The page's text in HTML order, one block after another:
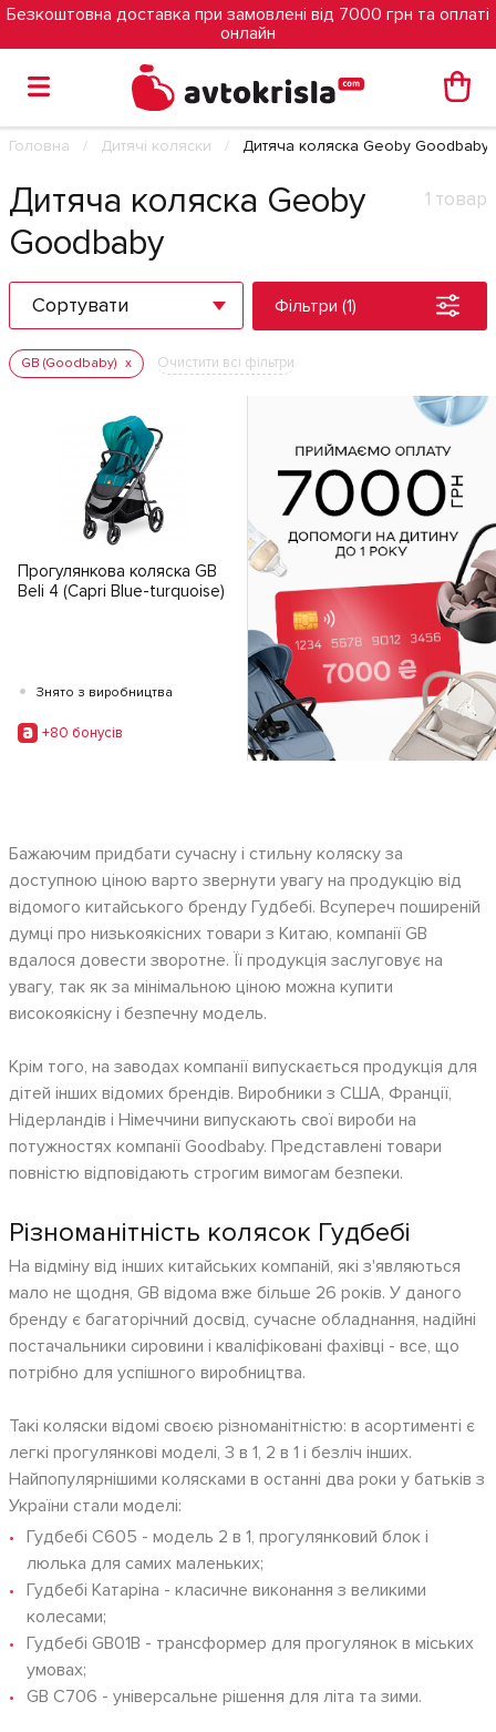
Безкоштовна доставка при замовлені від 7000 грн та оплаті
онлайн
Головна Дитячі коляски Дитяча коляска Geoby Goodbaby
Дитяча коляска Geoby
Goodbaby
1 товар
Сортувати Фільтри (1)
GB (Goodbaby) Очистити всі фільтри
Прогулянкова коляска GB
Beli 4 (Capri Blue-turquoise)
• Знято з виробництва
+80 бонусiв
Бажаючим придбати сучасну і стильну коляску за
доступною ціною варто звернути увагу на продукцію від
відомого китайського бренду Гудбебі. Всупереч поширеній
думці про низькоякісних товари з Китаю, компанії GB
вдалося довести зворотне. Її продукція заслуговує на
увагу, так як за мінімальною ціною можна купити
високоякісну і безпечну модель.
Крім того, на заводах компанії випускається продукція для
дітей інших відомих брендів. Виробники з США, Франції,
Нідерландів і Німеччини випускають свої вироби на
потужностях компанії Goodbaby. Представлені товари
повністю відповідають строгим вимогам безпеки.
Різноманітність колясок Гудбебі
На відміну від інших китайських компаній, які з'являються
мало не щодня, GB відома вже більше 26 років. У даного
бренду є багаторічний досвід, сучасне обладнання, надійні
постачальники сировини і кваліфіковані фахівці - все, що
потрібно для успішного виробництва.
Такі коляски відомі своєю різноманітністю: в асортименті є
легкі прогулянкові моделі, 3 в 1, 2 в 1 і безліч інших.
Найпопулярнішими колясками в останні два роки у батьків з
України стали моделі:
Гудбебі C605 - модель 2 в 1, прогулянковий блок і
люлька для самих маленьких;
Гудбебі Катаріна - класичне виконання з великими
колесами;
Гудбебі GB01B - трансформер для прогулянок в міських
умовах;
GB C706 - універсальне рішення для літа та зими.